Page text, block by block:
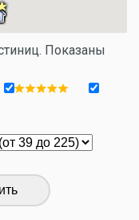
Показаны